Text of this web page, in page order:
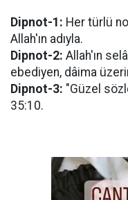
Dipnot-1: Her türlü
Allah'ın adıyla.
Dipnot-2: Allah'ın
ebediyen, dâima
Dipnot-3: "Güzel
35:10.